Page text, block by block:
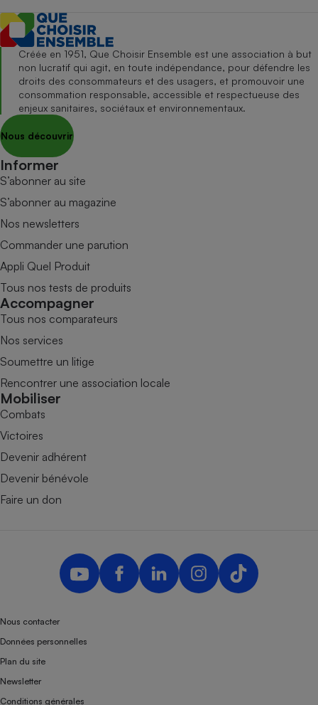
Créée en 1951, Que Choisir Ensemble est une association à but
non lucratif qui agit, en toute indépendance, pour défendre les
droits des consommateurs et des usagers, et promouvoir une
consommation responsable, accessible et respectueuse des
enjeux sanitaires, sociétaux et environnementaux.
Nous découvrir
Informer
S’abonner au site
S’abonner au magazine
Nos newsletters
Commander une parution
Appli Quel Produit
Tous nos tests de produits
Accompagner
Tous nos comparateurs
Nos services
Soumettre un litige
Rencontrer une association locale
Mobiliser
Combats
Victoires
Devenir adhérent
Devenir bénévole
Faire un don
Nous contacter
Données personnelles
Plan du site
Newsletter
Conditions générales